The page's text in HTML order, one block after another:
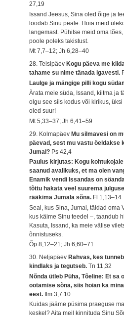
27,19
Issand Jeesus, Sina oled õige ja
loodab Sinu peale. Hoia meid
langemast. Pühitse meid oma
poole poleks takistust.
Mt 7,7–12; Jh 6,28–40
28. Teisipäev Kogu päeva me
tahame su nime tänada igavesti.
Laulge ja mängige pilli kogu
Ärata meie süda, Issand, kiitma ja
olgu see siis kodus või kirikus,
oled suur!
Mt 5,33–37; Jh 6,41–59
29. Kolmapäev Mu silmavesi on
päevad, sest mu vastu öeldakse
Jumal? Ps 42,4
Paulus kirjutas: Kogu
saanud avalikuks, et ma olen
Enamik vendi Issandas on
tõttu hakata veel suurema
rääkima Jumala sõna. Fl 1,13–14
Seal, kus Sina, Jumal, täidad oma
kus käime Sinu teedel –, taandub
Kasuta, Issand, ka meie välise
õnnistuseks.
Õp 8,12–21; Jh 6,60–71
30. Neljapäev Rahvas, kes
kindlaks ja tegutseb.Tn 11,32
Nõnda ütleb Püha, Tõeline: Et sa
ootamise sõna, siis hoian ka
eest. Ilm 3,7.10
Kuidas jääme püsima praeguse
keskel? Aita meil kinnituda Sinu